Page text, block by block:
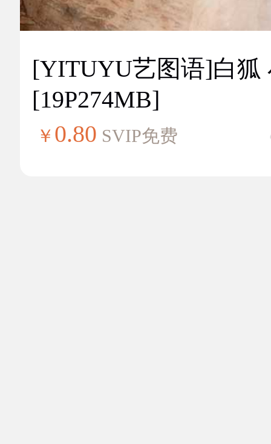
[YITUYU艺图语]白狐
[19P274MB]
￥ 0.80 SVIP免费